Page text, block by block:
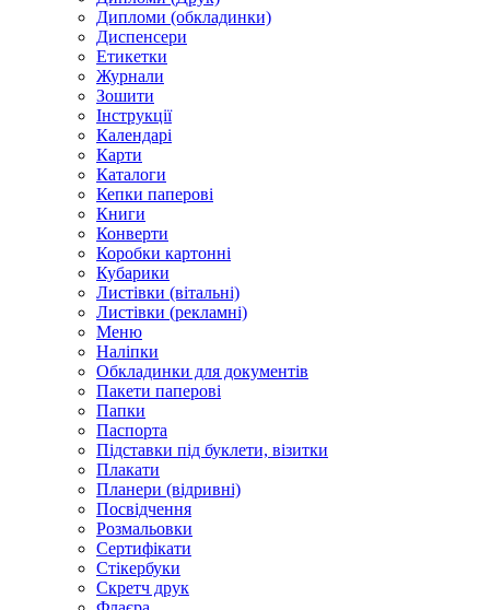
Дипломи (обкладинки)
Диспенсери
Етикетки
Журнали
Зошити
Інструкції
Календарі
Карти
Каталоги
Кепки паперові
Книги
Конверти
Коробки картонні
Кубарики
Листівки (вітальні)
Листівки (рекламні)
Меню
Наліпки
Обкладинки для документів
Пакети паперові
Папки
Паспорта
Підставки під буклети, візитки
Плакати
Планери (відривні)
Посвідчення
Розмальовки
Сертифікати
Стікербуки
Скретч друк